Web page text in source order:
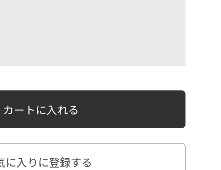
カートに入れる
に入りに登録する